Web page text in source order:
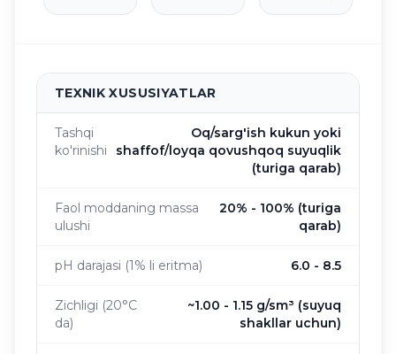
TEXNIK XUSUSIYATLAR
Tashqi
ko'rinishi
Oq/sarg'ish kukun yoki
shaffof/loyqa qovushqoq suyuqlik
(turiga qarab)
Faol moddaning massa
ulushi
20% - 100% (turiga
qarab)
pH darajasi (1% li eritma) 6.0 - 8.5
Zichligi (20°C
da)
~1.00 - 1.15 g/sm³ (suyuq
shakllar uchun)